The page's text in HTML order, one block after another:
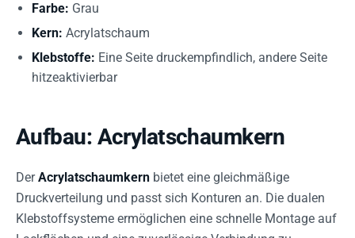
Farbe: Grau
Kern: Acrylatschaum
Klebstoffe: Eine Seite druckempfindlich, andere Seite
hitzeaktivierbar
Aufbau: Acrylatschaumkern
DerAcrylatschaumkern bietet eine gleichmäßige
Druckverteilung und passt sich Konturen an. Die dualen
Klebstoffsysteme ermöglichen eine schnelle Montage auf